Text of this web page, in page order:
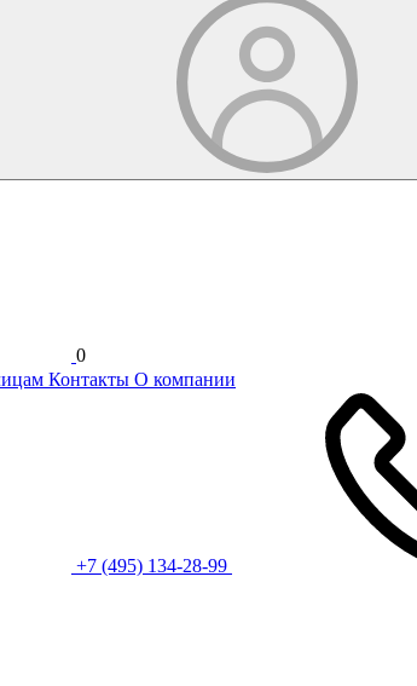
0
Контакты О компании
+7 (495) 134-28-99